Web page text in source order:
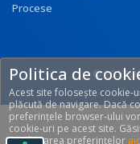
Procese
© 2017
Politica de
Acest site folosește
plăcută de navigare. Dacă
preferințele browser-ului
cookie-uri pe acest site.
modificarea preferințelor